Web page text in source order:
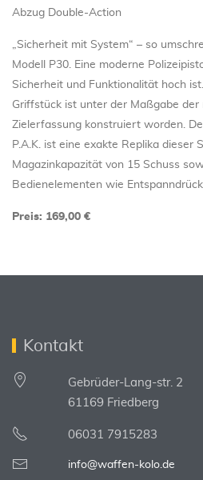
Abzug Double-Action
„Sicherheit mit System“ – so
Modell P30. Eine moderne
Sicherheit und Funktionalität hoch
Griffstück ist unter der Maßgabe der
Zielerfassung konstruiert worden.
P.A.K. ist eine exakte Replika dieser
Magazinkapazität von 15 Schuss
Bedienelementen wie
Preis: 169,00 €
Kontakt
Gebrüder-Lang-str. 2
61169 Friedberg
06031 7915283
info@waffen-kolo.de